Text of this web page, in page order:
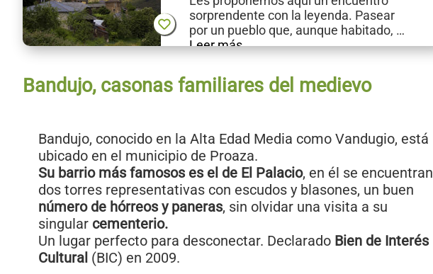
sorprendente con la leyenda. Pasear
por un pueblo que, aunque habitado, …
Leer más
Bandujo, casonas familiares del medievo
Bandujo, conocido en la Alta Edad Media como Vandugio, está
ubicado en el municipio de Proaza.
Su barrio más famosos es el de El Palacio, en él se encuentran
dos torres representativas con escudos y blasones, un buen
número de hórreos y paneras, sin olvidar una visita a su
singular cementerio.
Un lugar perfecto para desconectar. Declarado Bien de Interés
Cultural (BIC) en 2009.